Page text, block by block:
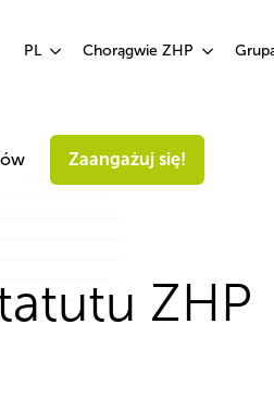
PL Chorągwie ZHP
Zaangażuj się!
ZHP